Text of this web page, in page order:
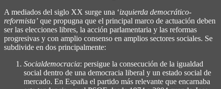
A mediados del siglo XX surge una ‘izquierda democrático-
reformista’ que propugna que el principal marco de actuación deben
ser las elecciones libres, la acción parlamentaria y las reformas
progresivas y con amplio consenso en amplios sectores sociales. Se
subdivide en dos principalmente:
Socialdemocracia: persigue la consecución de la igualdad
social dentro de una democracia liberal y un estado social de
mercado. En España el partido más relevante que encarnaba